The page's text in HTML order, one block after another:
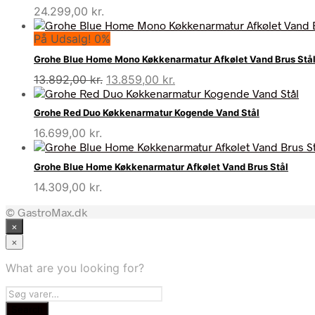
24.299,00 kr.
På Udsalg! 0%
Grohe Blue Home Mono Køkkenarmatur Afkølet Vand Brus Stål
13.892,00kr. Den
oprindelige
pris
var:
13.859,00 kr.
aktuelle
pris
er:
Grohe Red Duo Køkkenarmatur Kogende Vand Stål
16.699,00 kr.
Grohe Blue Home Køkkenarmatur Afkølet Vand Brus Stål
14.309,00 kr.
© GastroMax.dk
×
×
What are you looking for?